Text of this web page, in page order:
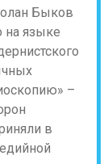
Быков
на языке
–
в